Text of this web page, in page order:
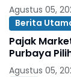
Agustus 05,
Berita
Pajak
Purbaya
Agustus 05,